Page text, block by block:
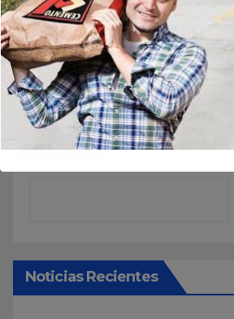
Buscar
Noticias Recientes